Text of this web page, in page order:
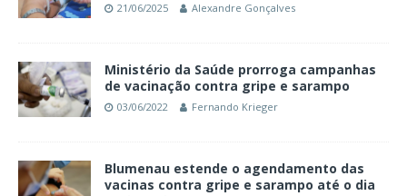
21/06/2025 Alexandre Gonçalves
Ministério da Saúde prorroga campanhas
de vacinação contra gripe e sarampo
03/06/2022 Fernando Krieger
Blumenau estende o agendamento das
vacinas contra gripe e sarampo até o dia